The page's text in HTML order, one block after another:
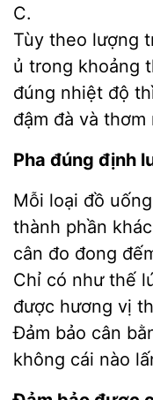
C.
Tùy theo lượng
ủ trong khoảng
đúng nhiệt độ
đậm đà và thơm
Pha đúng định
Mỗi loại đồ
thành phần
cân đo đong
Chỉ có như thế
được hương vị
Đảm bảo cân
không cái nào